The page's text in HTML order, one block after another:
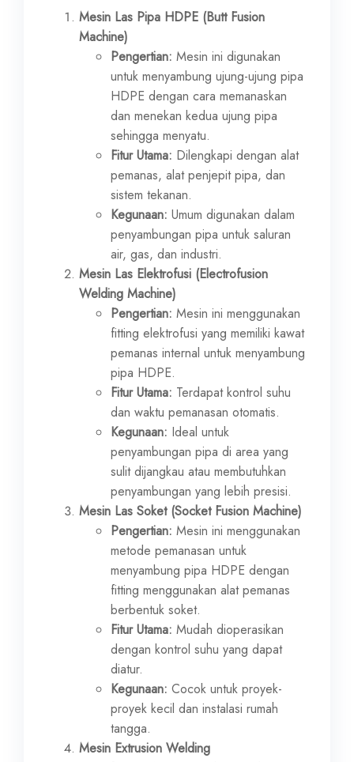
Mesin Las Pipa HDPE (Butt Fusion
Machine)
Pengertian: Mesin ini digunakan
untuk menyambung ujung-ujung pipa
HDPE dengan cara memanaskan
dan menekan kedua ujung pipa
sehingga menyatu.
Fitur Utama: Dilengkapi dengan alat
pemanas, alat penjepit pipa, dan
sistem tekanan.
Kegunaan: Umum digunakan dalam
penyambungan pipa untuk saluran
air, gas, dan industri.
Mesin Las Elektrofusi (Electrofusion
Welding Machine)
Pengertian: Mesin ini menggunakan
fitting elektrofusi yang memiliki kawat
pemanas internal untuk menyambung
pipa HDPE.
Fitur Utama: Terdapat kontrol suhu
dan waktu pemanasan otomatis.
Kegunaan: Ideal untuk
penyambungan pipa di area yang
sulit dijangkau atau membutuhkan
penyambungan yang lebih presisi.
Mesin Las Soket (Socket Fusion Machine)
Pengertian: Mesin ini menggunakan
metode pemanasan untuk
menyambung pipa HDPE dengan
fitting menggunakan alat pemanas
berbentuk soket.
Fitur Utama: Mudah dioperasikan
dengan kontrol suhu yang dapat
diatur.
Kegunaan: Cocok untuk proyek-
proyek kecil dan instalasi rumah
tangga.
Mesin Extrusion Welding